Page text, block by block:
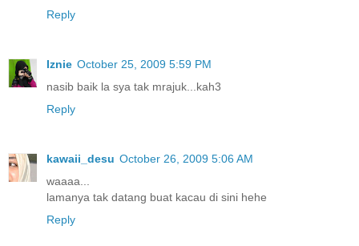
Reply
Iznie October 25, 2009 5:59 PM
nasib baik la sya tak mrajuk...kah3
Reply
kawaii_desu October 26, 2009 5:06 AM
waaaa...
lamanya tak datang buat kacau di sini hehe
Reply